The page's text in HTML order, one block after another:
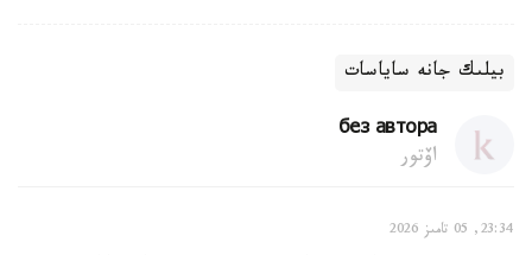
بيلىك جانە ساياسات
без автора
اۆتور
23:34, 05 تامىز 2026